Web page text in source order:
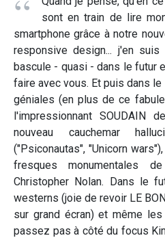
sont en train de lire
smartphone grâce à notre
responsive design... j'en
bascule - quasi - dans le futur
faire avec vous. Et puis dans
géniales (en plus de ce
l'impressionnant SOUDAIN
nouveau cauchemar
("Psiconautas", "Unicorn
fresques monumentales
Christopher Nolan. Dans le
westerns (joie de revoir LE
sur grand écran) et même
passez pas à côté du focus